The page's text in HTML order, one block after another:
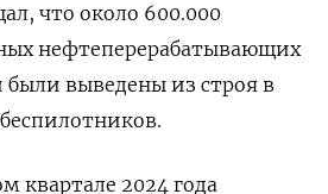
что около 600.000
нефтеперерабатывающих
выведены из строя в
квартале 2024 года